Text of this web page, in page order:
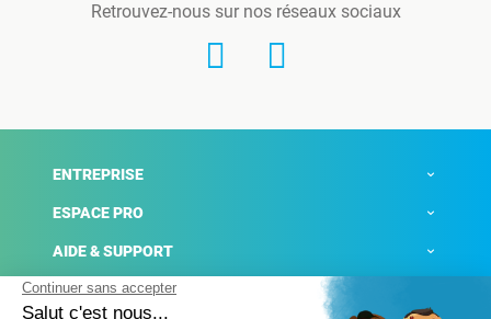
Retrouvez-nous sur nos réseaux sociaux
ENTREPRISE
ESPACE PRO
AIDE & SUPPORT
ACTUALITÉS